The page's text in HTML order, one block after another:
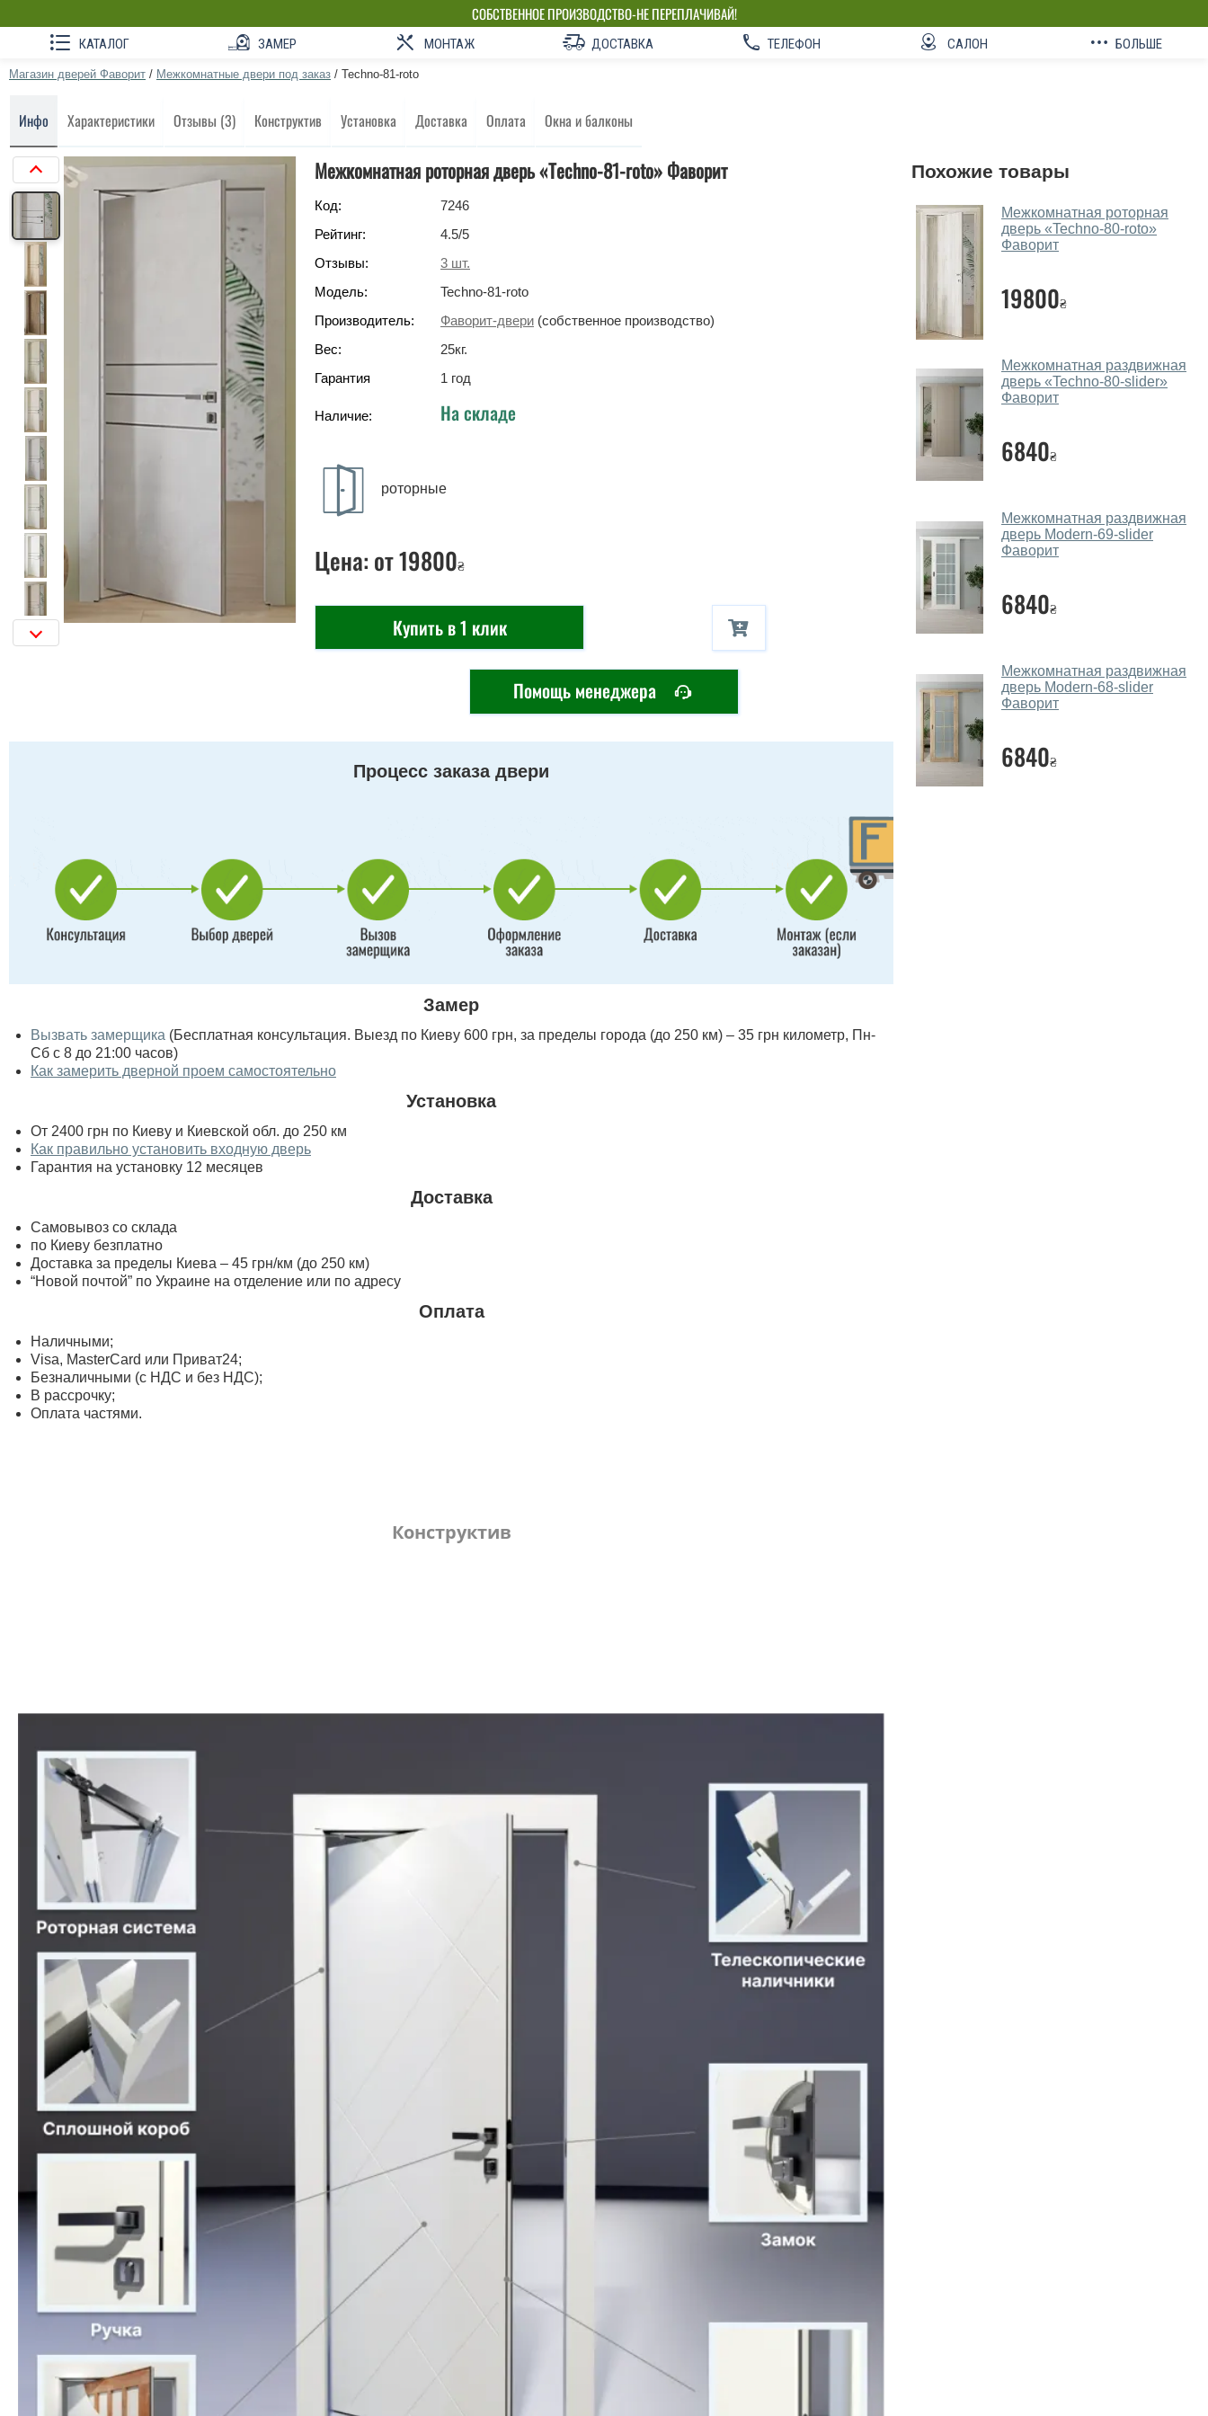
СОБСТВЕННОЕ ПРОИЗВОДСТВО-НЕ ПЕРЕПЛАЧИВАЙ!
КАТАЛОГ ЗАМЕР МОНТАЖ ДОСТАВКА ТЕЛЕФОН САЛОН БОЛЬШЕ
Магазин дверей Фаворит / Межкомнатные двери под заказ / Techno-81-roto
Инфо Характеристики Отзывы (3) Конструктив Установка Доставка Оплата Окна и балконы
Межкомнатная роторная дверь «Techno-81-roto» Фаворит
Код:
7246
Рейтинг:
4.5/5
Отзывы:
3 шт.
Модель:
Techno-81-roto
Производитель:
Фаворит-двери (собственное производство)
Вес:
25кг.
Гарантия
1 год
Наличие: На складе
роторные
Цена: от 19800₴
Купить в 1 клик
Помощь менеджера
Процесс заказа двери
Замер
Вызвать замерщика (Бесплатная консультация. Выезд по Киеву 600 грн, за пределы города (до 250 км) – 35 грн километр, Пн-
Сб с 8 до 21:00 часов)
Как замерить дверной проем самостоятельно
Установка
От 2400 грн по Киеву и Киевской обл. до 250 км
Как правильно установить входную дверь
Гарантия на установку 12 месяцев
Доставка
Самовывоз со склада
по Киеву безплатно
Доставка за пределы Киева – 45 грн/км (до 250 км)
“Новой почтой” по Украине на отделение или по адресу
Оплата
Наличными;
Visa, MasterСard или Приват24;
Безналичными (с НДС и без НДС);
В рассрочку;
Оплата частями.
Конструктив
Похожие товары
Межкомнатная роторная
дверь «Techno-80-roto»
Фаворит
19800₴
Межкомнатная раздвижная
дверь «Techno-80-slider»
Фаворит
6840₴
Межкомнатная раздвижная
дверь Modern-69-slider
Фаворит
6840₴
Межкомнатная раздвижная
дверь Modern-68-slider
Фаворит
6840₴